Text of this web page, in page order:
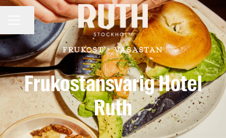
KARRIÄRMENY
Dela sidan
FRUKOST · VASASTAN
Frukostansvarig Hotel
Ruth